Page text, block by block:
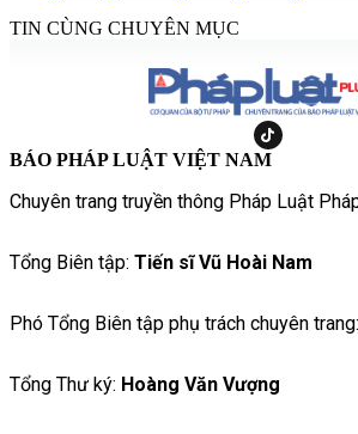
TIN CÙNG CHUYÊN MỤC
BÁO PHÁP LUẬT VIỆT NAM
Chuyên trang truyền thông Pháp Luật
Tổng Biên tập: Tiến sĩ Vũ Hoài Nam
Phó Tổng Biên tập phụ trách chuyên trang:
Tổng Thư ký: Hoàng Văn Vượng